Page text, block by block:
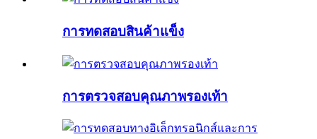
การทดสอบสินค้าแข็ง
การตรวจสอบคุณภาพรองเท้า